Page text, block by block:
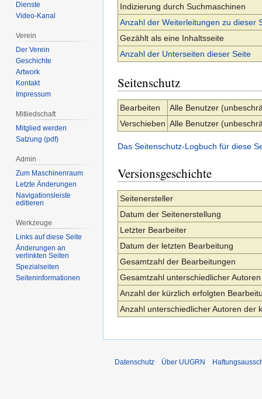
Indizierung durch Suchmaschinen
Anzahl der Weiterleitungen zu dieser
Gezählt als eine Inhaltsseite
Anzahl der Unterseiten dieser Seite
Seitenschutz
Bearbeiten
Alle Benutzer
Verschieben Alle Benutzer
Das Seitenschutz-Logbuch für diese
Versionsgeschichte
Seitenersteller
Datum der Seitenerstellung
Letzter Bearbeiter
Datum der letzten Bearbeitung
Gesamtzahl der Bearbeitungen
Gesamtzahl unterschiedlicher Autoren
Anzahl der kürzlich erfolgten
Anzahl unterschiedlicher Autoren der
Dienste
Video-Kanal
Verein
Der Verein
Geschichte
Artwork
Kontakt
Impressum
Mitliedschaft
Mitglied werden
Satzung (pdf)
Admin
Zum Maschinenraum
Letzte Änderungen
Navigationsleiste
editieren
Werkzeuge
Links auf diese Seite
Änderungen an
verlinkten Seiten
Spezialseiten
Seiten­­informationen
Datenschutz Über UUGRN